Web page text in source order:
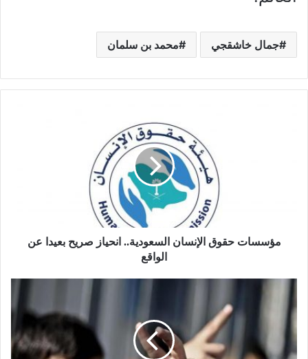
جمال خاشقجي محمد بن سلمان
مؤسسات حقوق الإنسان السعودية.. انحياز صريح بعيدا عن
الواقع